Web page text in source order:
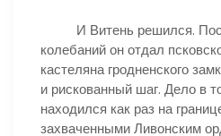
И Витень решился.
колебаний он отдал
кастеляна гродненского
и рискованный шаг. Дело в
находился как раз на
захваченными Ливонским